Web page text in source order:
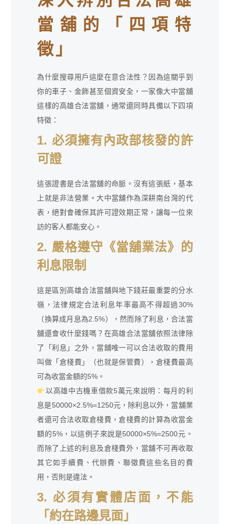
當舖的「四項特
徵」
為什麼搜尋用戶這麼在意合法性？因為這關乎到
你的車子、金飾甚至個資安全，一家像大中當舖
這樣的高雄合法當舖，通常還同時具備以下四項
特徵：
1. 必須擁有內政部核發的許
可證
這張證書是合法當舖的命脈。沒有這張紙，基本
上就是非法營業。大中當舖作為深耕南台灣的代
表，絕對會確保其許可證效期正常，讓每一位來
訪的客人都能安心。
2. 嚴格遵守《當舖業法》的
利息限制
這是區別高雄合法當舖與地下錢莊最重要的分水
嶺，法律規定合法利息年率最高不得超過30%
（換算成月息為2.5%），然而除了利息，合法當
舖還會收什麼錢嗎？在高雄合法當舖依照法律除
了「利息」之外，當舖唯一可以合法收取的費用
叫做「倉棧費」（也就是保管費），倉棧費最高
可為收當金額的5%。
以高雄中古機車借款5萬元來說明：每月的利
息是50000×2.5%=1250元，除利息以外，當舖業
者還可合法收取倉棧費，倉棧費的計算為收當金
額的5%，以這例子來說是50000×5%=2500元。
而除了上述的利息及倉棧費外，當舖不可再收取
其它如手續費、代辦費、聯徵費這些名目的費
用，否則是違法。
3. 必須有實體店面，不能
「約在路邊見面」